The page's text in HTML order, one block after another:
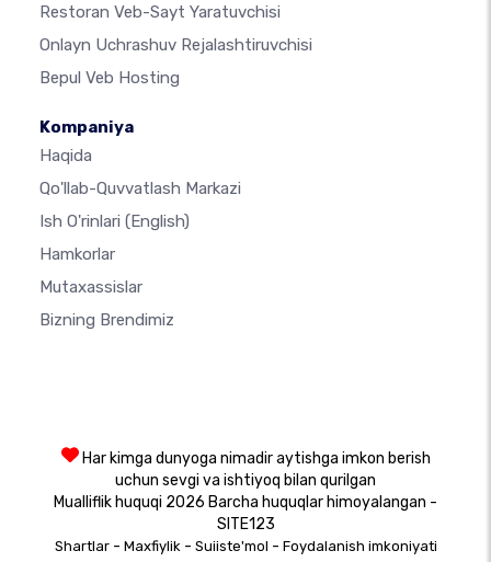
Restoran Veb-Sayt Yaratuvchisi
Onlayn Uchrashuv Rejalashtiruvchisi
Bepul Veb Hosting
Kompaniya
Haqida
Qo'llab-Quvvatlash Markazi
Ish O'rinlari (English)
Hamkorlar
Mutaxassislar
Bizning Brendimiz
Har kimga dunyoga nimadir aytishga imkon berish
uchun sevgi va ishtiyoq bilan qurilgan
Mualliflik huquqi 2026 Barcha huquqlar himoyalangan -
SITE123
Shartlar- Maxfiylik- Suiiste'mol - Foydalanish imkoniyati